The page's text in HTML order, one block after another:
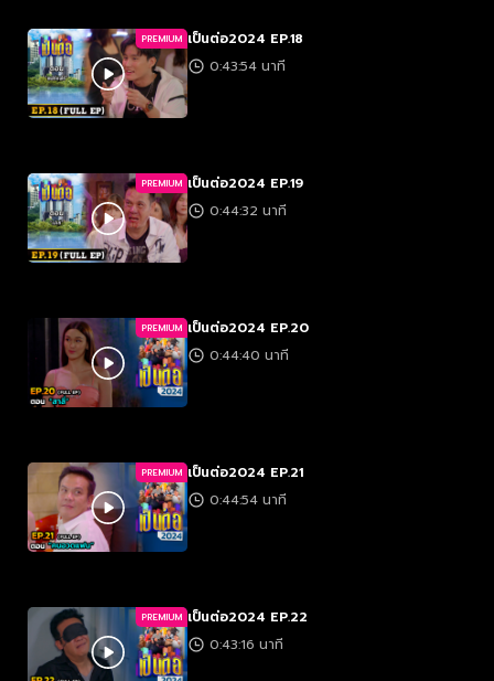
PREMIUM เป็นต่อ2024 EP.18
0:43:54 นาที
PREMIUM เป็นต่อ2024 EP.19
0:44:32 นาที
PREMIUM เป็นต่อ2024 EP.20
0:44:40 นาที
PREMIUM เป็นต่อ2024 EP.21
0:44:54 นาที
PREMIUM เป็นต่อ2024 EP.22
0:43:16 นาที